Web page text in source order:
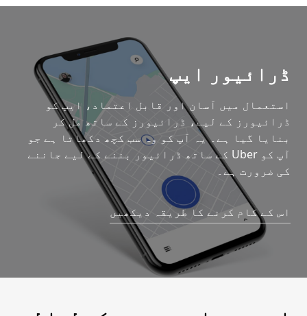
ڈرائیور ایپ
استعمال میں آسان اور قابل اعتماد، ایپ کو
ڈرائیورز کے لیے، ڈرائیورز کے ساتھ مل کر
بنایا گیا ہے۔ یہ آپ کو وہ سب کچھ دکھاتا ہے جو
آپ کو Uber کے ساتھ ڈرائیور بننے کے لیے جاننے
کی ضرورت ہے۔
اس کے کام کرنے کا طریقہ دیکھیں